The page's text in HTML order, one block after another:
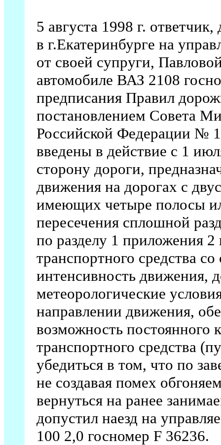
5 августа 1998 г.
в г.Екатеринбурге на
от своей супруги,
автомобиле ВАЗ 2108
предписания Правил
постановлением Совета
Российской Федерации №
введены в действие с 1
сторону дороги,
движения на дорогах с
имеющих четыре полосы
пересечения сплошной
по разделу 1 приложения
транспортного средства
интенсивность движения,
метеорологические
направлении движения,
возможность постоянного
транспортного средства
убедиться в том, что по
не создавая помех
вернуться на ранее
допустил наезд на
100 2,0 госномер F 36236.